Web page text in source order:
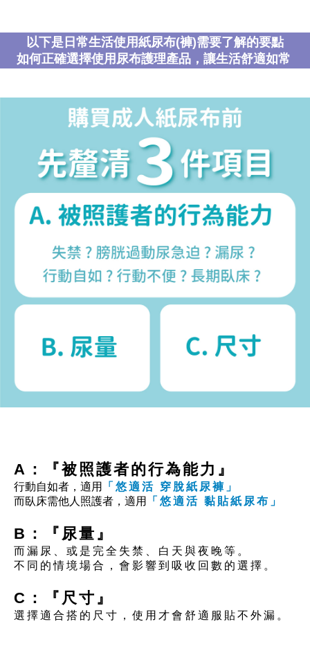
以下是日常生活使用紙尿布(褲)需要了解的要點
如何正確選擇使用尿布護理產品，讓生活舒適如常
A：『被照護者的行為能力』
行動自如者，適用
「悠適活 穿脫紙尿褲」
而臥床需他人照護者，適用
「悠適活 黏貼紙尿布」
B：『尿量』
而漏尿、或是完全失禁、白天與夜晚等。
不同的情境場合，會影響到吸收回數的選擇。
C：『尺寸』
選擇適合搭的尺寸，使用才會舒適服貼不外漏。